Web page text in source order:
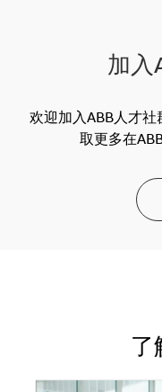
加入
欢迎加入ABB人才
取更多在